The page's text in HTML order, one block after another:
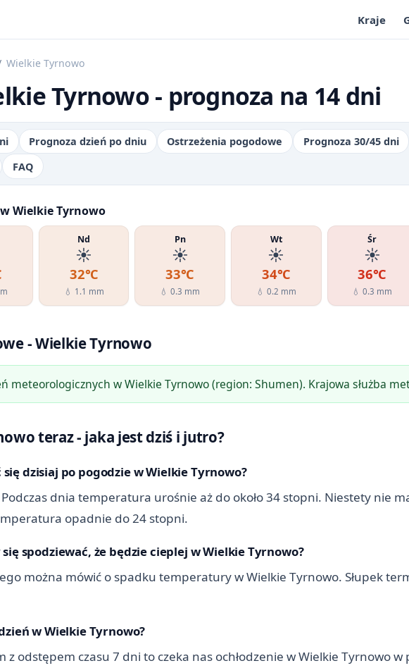
Kraje
Wielkie Tyrnowo
Tyrnowo - prognoza na 14 dni
Prognoza dzień po dniu Ostrzeżenia pogodowe Prognoza 30/45 dni
FAQ
Wielkie Tyrnowo
Nd
☀️
32℃
💧 1.1 mm
Pn
☀️
33℃
💧 0.3 mm
Wt
☀️
34℃
💧 0.2 mm
Śr
☀️
36℃
💧 0.3 mm
- Wielkie Tyrnowo
meteorologicznych w Wielkie Tyrnowo (region: Shumen). Krajowa służba
teraz - jaka jest dziś i jutro?
dzisiaj po pogodzie w Wielkie Tyrnowo?
dnia temperatura urośnie aż do około 34 stopni. Niestety nie
opadnie do 24 stopni.
spodziewać, że będzie cieplej w Wielkie Tyrnowo?
można mówić o spadku temperatury w Wielkie Tyrnowo. Słupek
w Wielkie Tyrnowo?
z odstępem czasu 7 dni to czeka nas ochłodzenie w Wielkie Tyrnowo